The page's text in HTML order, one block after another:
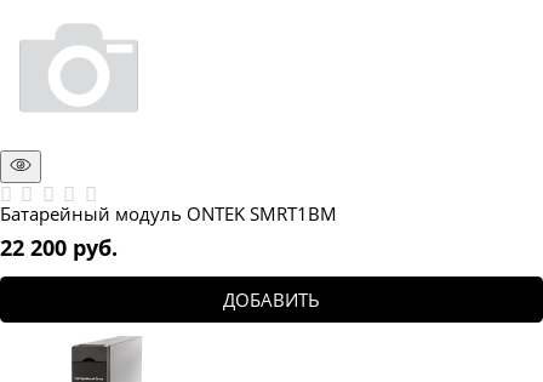
Батарейный модуль ONTEK SMRT1BM
22 200 руб.
ДОБАВИТЬ